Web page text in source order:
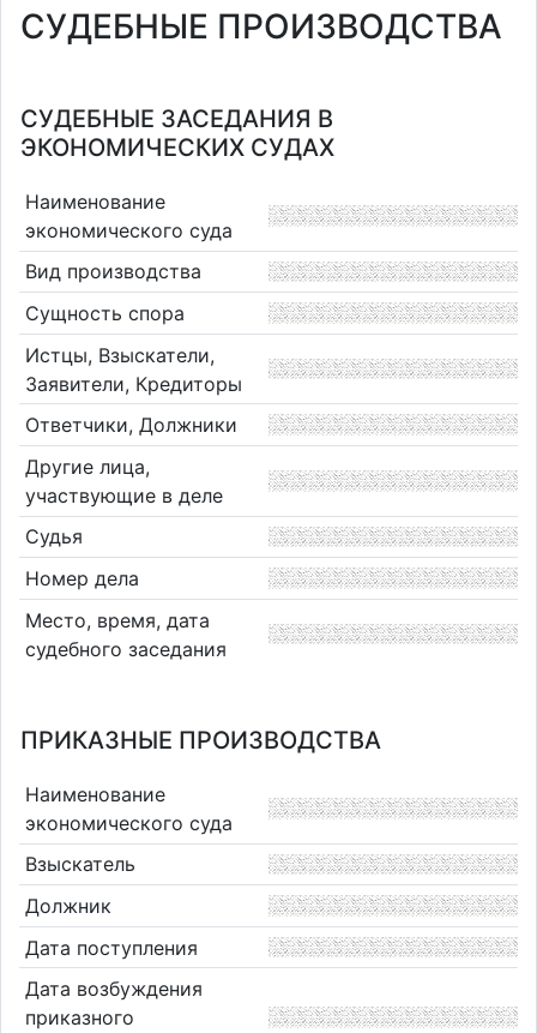
СУДЕБНЫЕ ПРОИЗВОДСТВА
СУДЕБНЫЕ ЗАСЕДАНИЯ В
ЭКОНОМИЧЕСКИХ СУДАХ
Наименование
экономического суда
Вид производства
Сущность спора
Истцы, Взыскатели,
Заявители, Кредиторы
Ответчики, Должники
Другие лица,
участвующие в деле
Судья
Номер дела
Место, время, дата
судебного заседания
ПРИКАЗНЫЕ ПРОИЗВОДСТВА
Наименование
экономического суда
Взыскатель
Должник
Дата поступления
Дата возбуждения
приказного